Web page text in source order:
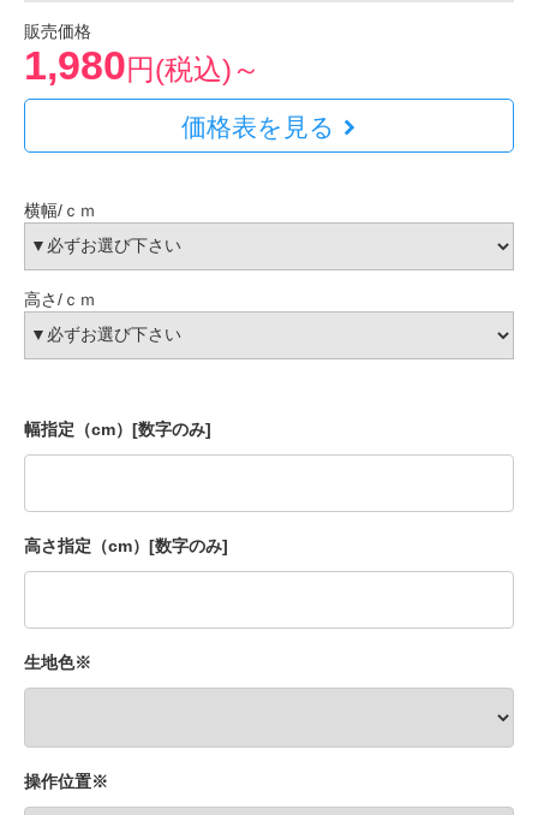
販売価格
1,980円(税込)～
価格表を見る
横幅/ｃｍ
高さ/ｃｍ
幅指定（cm）[数字のみ]
高さ指定（cm）[数字のみ]
生地色※
操作位置※